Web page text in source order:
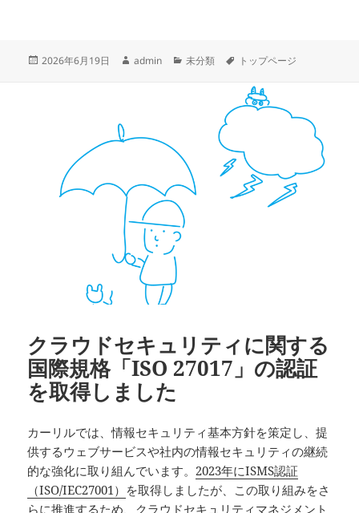
投
2026年6月19日
作
admin
カ
未分類
タ
トップページ
クラウドセキュリティに関する
国際規格「ISO 27017」の認証
を取得しました
カーリルでは、情報セキュリティ基本方針を策定し、提
供するウェブサービスや社内の情報セキュリティの継続
的な強化に取り組んでいます。2023年にISMS認証
（ISO/IEC27001） を取得しましたが、この取り組みをさ
らに推進するため、クラウドセキュリティマネジメント